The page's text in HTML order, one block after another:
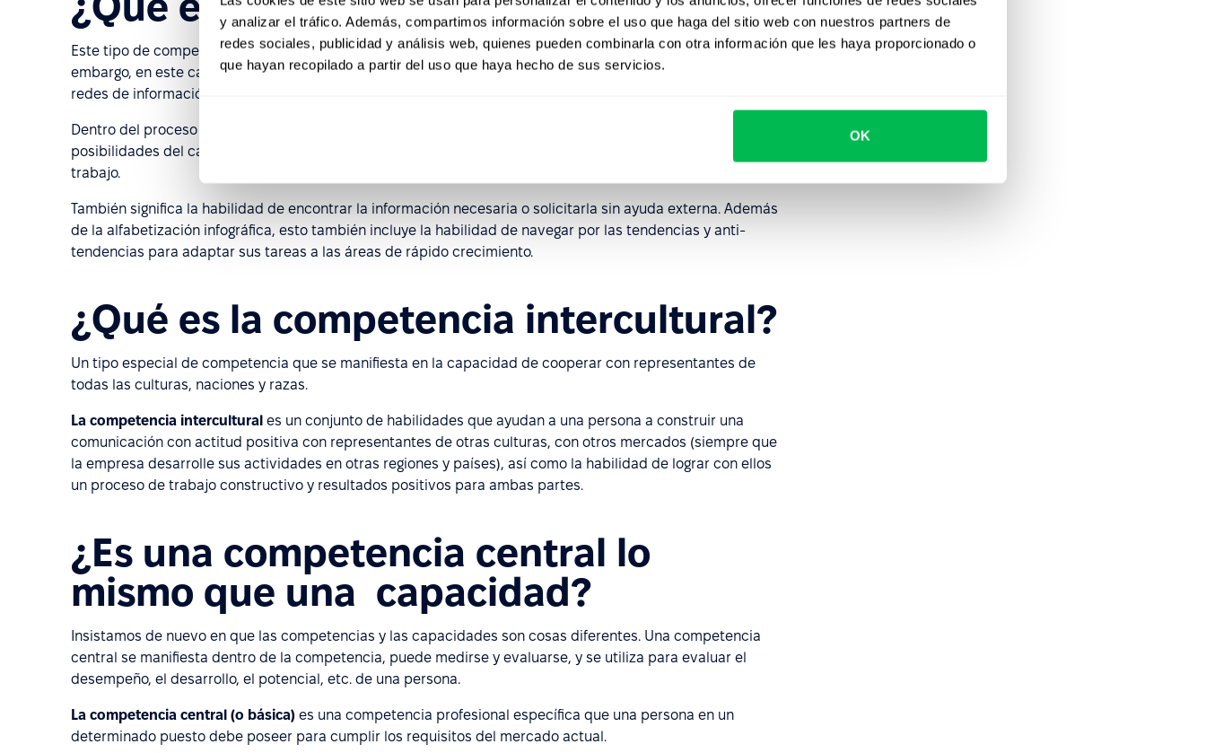
y analizar el tráfico. Además, compartimos información sobre el uso que haga del sitio web con nuestros partners de
redes sociales, publicidad y análisis web, quienes pueden combinarla con otra información que les haya proporcionado o
que hayan recopilado a partir del uso que haya hecho de sus servicios.
OK
Este tipo de competencia no debe confundirse con la capacidad comunicativa, aunque son similares, sin
embargo, en este caso la comunicación y la información solicitada no se transmite a la sociedad, sino a las
redes de información.
Dentro del proceso de trabajo, la competencia informativa es la capacidad de interactuar con todas las
posibilidades del campo de la información, la red y las redes sociales para trabajar y mejorar el proceso de
trabajo.
También significa la habilidad de encontrar la información necesaria o solicitarla sin ayuda externa. Además
de la alfabetización infográfica, esto también incluye la habilidad de navegar por las tendencias y anti-
tendencias para adaptar sus tareas a las áreas de rápido crecimiento.
¿Qué es la competencia intercultural?
Un tipo especial de competencia que se manifiesta en la capacidad de cooperar con representantes de
todas las culturas, naciones y razas.
La competencia intercultural es un conjunto de habilidades que ayudan a una persona a construir una
comunicación con actitud positiva con representantes de otras culturas, con otros mercados (siempre que
la empresa desarrolle sus actividades en otras regiones y países), así como la habilidad de lograr con ellos
un proceso de trabajo constructivo y resultados positivos para ambas partes.
¿Es una competencia central lo
mismo que una capacidad?
Insistamos de nuevo en que las competencias y las capacidades son cosas diferentes. Una competencia
central se manifiesta dentro de la competencia, puede medirse y evaluarse, y se utiliza para evaluar el
desempeño, el desarrollo, el potencial, etc. de una persona.
La competencia central (o básica) es una competencia profesional específica que una persona en un
determinado puesto debe poseer para cumplir los requisitos del mercado actual.